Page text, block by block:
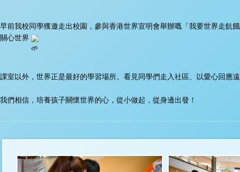
早前我校同學獲邀走出校園，參與香港世界宣明會舉辦嘅「我要世界走飢
關心世界
課室以外，世界正是最好的學習場所。看見同學們走入社區、以愛心回應
我們相信，培養孩子關懷世界的心，從小做起，從身邊出發！